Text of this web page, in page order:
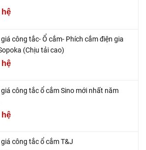
hệ
công tắc- Ổ cắm- Phích cắm điện gia
(Chịu tải cao)
hệ
công tắc ổ cắm Sino mới nhất năm
hệ
công tắc ổ cắm T&J